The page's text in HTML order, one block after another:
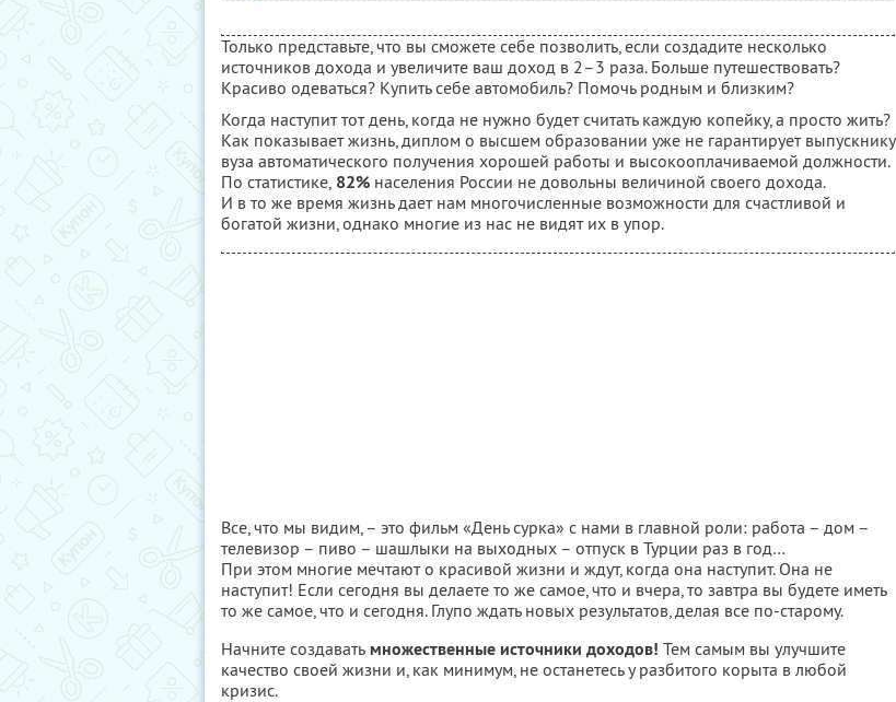
Только представьте, что вы сможете себе позволить, если создадите несколько
источников дохода и увеличите ваш доход в 2–3 раза. Больше путешествовать?
Красиво одеваться? Купить себе автомобиль? Помочь родным и близким?
Когда наступит тот день, когда не нужно будет считать каждую копейку, а просто жить?
Как показывает жизнь, диплом о высшем образовании уже не гарантирует выпускнику
вуза автоматического получения хорошей работы и высокооплачиваемой должности.
По статистике, 82% населения России не довольны величиной своего дохода.
И в то же время жизнь дает нам многочисленные возможности для счастливой и
богатой жизни, однако многие из нас не видят их в упор.
Все, что мы видим, – это фильм «День сурка» с нами в главной роли: работа – дом –
телевизор – пиво – шашлыки на выходных – отпуск в Турции раз в год…
При этом многие мечтают о красивой жизни и ждут, когда она наступит. Она не
наступит! Если сегодня вы делаете то же самое, что и вчера, то завтра вы будете иметь
то же самое, что и сегодня. Глупо ждать новых результатов, делая все по-старому.
Начните создавать множественные источники доходов! Тем самым вы улучшите
качество своей жизни и, как минимум, не останетесь у разбитого корыта в любой
кризис.